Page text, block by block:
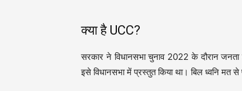
क्या है UCC?
सरकार ने विधानसभा चुनाव 2022 के दौरान जनता
इसे विधानसभा में प्रस्तुत किया था। बिल ध्वनि मत से